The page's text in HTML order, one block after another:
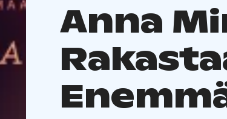
Anna